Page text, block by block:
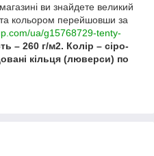
ви знайдете великий
та кольором перейшовши за
ua/g15768729-tenty-
– 260 г/м2. Колір – сіро-
кільця (люверси) по